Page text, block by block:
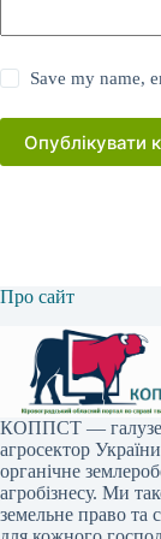
Save my name,
Опублікувати
Про сайт
КОППСТ —
агросектор
органічне
агробізнесу. Ми
земельне право та